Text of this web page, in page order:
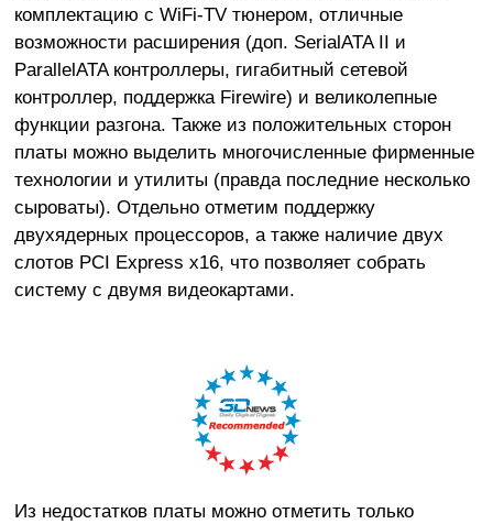
комплектацию с WiFi-TV тюнером, отличные
возможности расширения (доп. SerialATA II и
ParallelATA контроллеры, гигабитный сетевой
контроллер, поддержка Firewire) и великолепные
функции разгона. Также из положительных сторон
платы можно выделить многочисленные фирменные
технологии и утилиты (правда последние несколько
сыроваты). Отдельно отметим поддержку
двухядерных процессоров, а также наличие двух
слотов PCI Express x16, что позволяет собрать
систему с двумя видеокартами.
Из недостатков платы можно отметить только